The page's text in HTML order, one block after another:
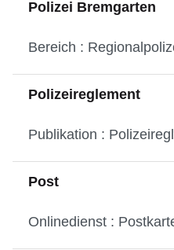
Polizei Bremgarten
Bereich :
Polizeireglement
Publikation :
Post
Onlinedienst :